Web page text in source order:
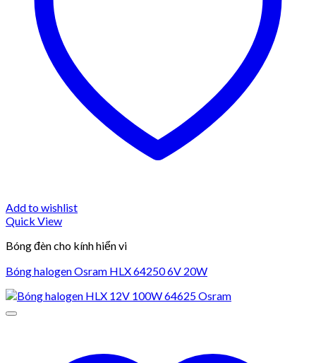
Add to wishlist
Quick View
Bóng đèn cho kính hiển vi
Bóng halogen Osram HLX 64250 6V 20W